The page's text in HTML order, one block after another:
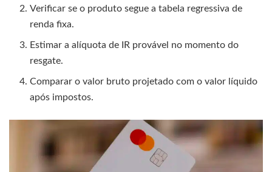
Verificar se o produto segue a tabela regressiva de
renda fixa.
Estimar a alíquota de IR provável no momento do
resgate.
Comparar o valor bruto projetado com o valor líquido
após impostos.